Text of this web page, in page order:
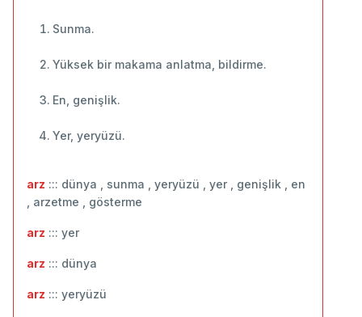
Sunma.
Yüksek bir makama anlatma, bildirme.
En, genişlik.
Yer, yeryüzü.
arz ::: dünya , sunma , yeryüzü , yer , genişlik , en
, arzetme , gösterme
arz ::: ‬yer
arz ::: dünya
arz ::: yeryüzü